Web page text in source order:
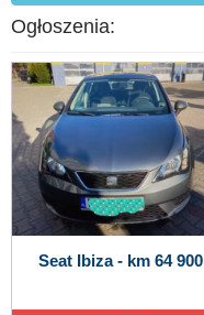
Ogłoszenia:
Seat Ibiza - km 64 900